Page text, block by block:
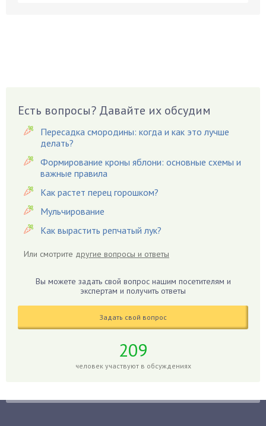
Вишня
Вредители
Гардения
Гацания
Гвоздики
Георгины
Герань
Гиацинт
Гиппеаструм
Годжи
Голубика
Есть вопросы? Давайте их обсудим
Пересадка смородины: когда и как это лучше
делать?
Формирование кроны яблони: основные схемы и
важные правила
Как растет перец горошком?
Мульчирование
Как вырастить репчатый лук?
Или смотрите другие вопросы и ответы
Вы можете задать свой вопрос нашим посетителям и
экспертам и получить ответы
Задать свой вопрос
209
человек участвуют в обсуждениях